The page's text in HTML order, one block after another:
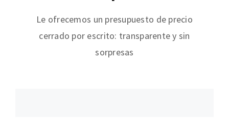
Le ofrecemos un presupuesto de precio
cerrado por escrito: transparente y sin
sorpresas